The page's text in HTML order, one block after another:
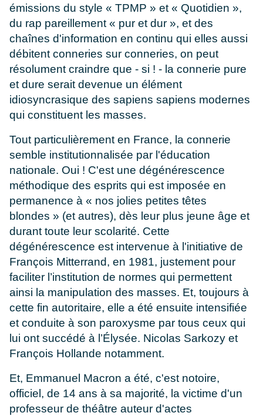
émissions du style « TPMP » et « Quotidien »,
du rap pareillement « pur et dur », et des
chaînes d'information en continu qui elles aussi
débitent conneries sur conneries, on peut
résolument craindre que - si ! - la connerie pure
et dure serait devenue un élément
idiosyncrasique des sapiens sapiens modernes
qui constituent les masses.
Tout particulièrement en France, la connerie
semble institutionnalisée par l'éducation
nationale. Oui ! C'est une dégénérescence
méthodique des esprits qui est imposée en
permanence à « nos jolies petites têtes
blondes » (et autres), dès leur plus jeune âge et
durant toute leur scolarité. Cette
dégénérescence est intervenue à l'initiative de
François Mitterrand, en 1981, justement pour
faciliter l’institution de normes qui permettent
ainsi la manipulation des masses. Et, toujours à
cette fin autoritaire, elle a été ensuite intensifiée
et conduite à son paroxysme par tous ceux qui
lui ont succédé à l’Élysée. Nicolas Sarkozy et
François Hollande notamment.
Et, Emmanuel Macron a été, c'est notoire,
officiel, de 14 ans à sa majorité, la victime d'un
professeur de théâtre auteur d'actes